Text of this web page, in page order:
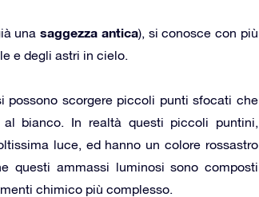
unasaggezza antica), si conosce con più
e degli astri in cielo.
scorgere piccoli punti sfocati che
bianco. In realtà questi piccoli puntini,
luce, ed hanno un colore rossastro
questi ammassi luminosi sono composti
chimico più complesso.